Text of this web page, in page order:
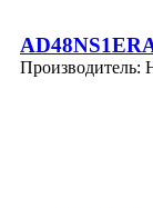
Производитель: